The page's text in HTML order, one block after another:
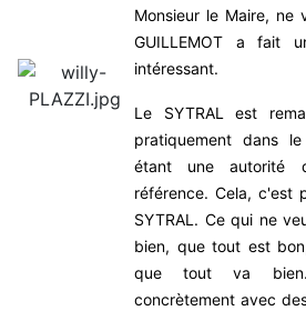
Monsieur le Maire, ne
GUILLEMOT a fait
intéressant.
Le SYTRAL est
pratiquement dans
étant une autorité
référence. Cela, c'est
SYTRAL. Ce qui ne
bien, que tout est
que tout va
concrètement avec